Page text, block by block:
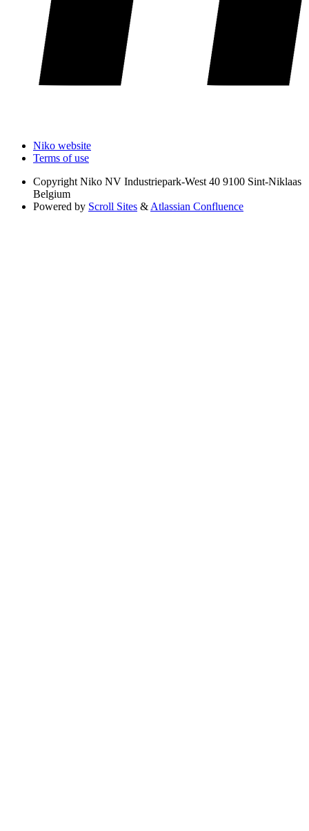
Niko website
Terms of use
Copyright Niko NV Industriepark-West 40 9100 Sint-Niklaas
Belgium
Powered by Scroll Sites & Atlassian Confluence